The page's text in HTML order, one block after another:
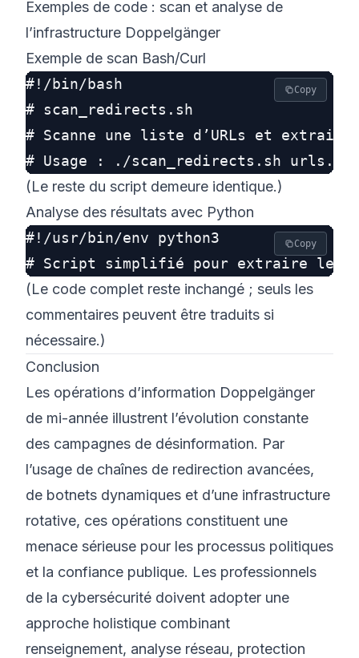
Exemples de code : scan et analyse de
l’infrastructure Doppelgänger
Exemple de scan Bash/Curl
#!/bin/bash
# scan_redirects.sh
# Scanne une liste d’URLs et extrait
Copy
(Le reste du script demeure identique.)
Analyse des résultats avec Python
#!/usr/bin/env python3
Copy
(Le code complet reste inchangé ; seuls les
commentaires peuvent être traduits si
nécessaire.)
Conclusion
Les opérations d’information Doppelgänger
de mi-année illustrent l’évolution constante
des campagnes de désinformation. Par
l’usage de chaînes de redirection avancées,
de botnets dynamiques et d’une infrastructure
rotative, ces opérations constituent une
menace sérieuse pour les processus politiques
et la confiance publique. Les professionnels
de la cybersécurité doivent adopter une
approche holistique combinant
renseignement, analyse réseau, protection